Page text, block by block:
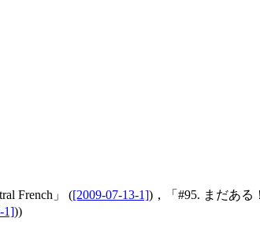
French」 ([2009-07-13-1])，「#95. まだある
1]))